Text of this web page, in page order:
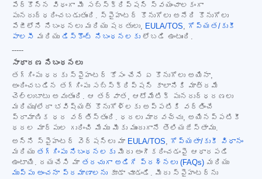
పేర్కొన్న విధంగా మీ సబ్‌స్క్రిప్షన్ స్వయంచాలకంగా
పునరుద్ధరించబడుతుంది. స్పైహంటర్ కొనుగోలు అనేది కొనుగోలు
పేజీలోని నిబంధనలు మరియు షరతులు, EULA/TOS, గోప్యత/కుకీ
పాలసీ మరియు డిస్కౌంట్ నిబంధనలకు లోబడి ఉంటుంది.
-----
సాధారణ నిబంధనలు
తగ్గింపు ధరకు స్పైహంటర్ కోసం చేసే ఏ కొనుగోలు అయినా,
అందించబడిన తగ్గింపు సబ్‌స్క్రిప్షన్ కాలానికి మాత్రమే
చెల్లుబాటు అవుతుంది. ఆ తర్వాత, ఆటోమేటిక్ పునరుద్ధరణలు
మరియు/లేదా భవిష్యత్ కొనుగోళ్లకు అప్పటికి వర్తించే
ప్రామాణిక ధర వర్తిస్తుంది. ధరలు మారవచ్చు, అయినప్పటికీ
ధరల మార్పుల గురించి మేము మీకు ముందుగానే తెలియజేస్తాము.
అన్ని స్పైహంటర్ వెర్షన్‌లు మా EULA/TOS, గోప్యతా/కుకీ విధానం
మరియు తగ్గింపు నిబంధనలకు మీరు అంగీకరించడంపై ఆధారపడి
ఉంటాయి. దయచేసి మా తరచుగా అడిగే ప్రశ్నలు (FAQs) మరియు
ముప్పు అంచనా ప్రమాణాలను కూడా చూడండి. మీరు స్పైహంటర్‌ను